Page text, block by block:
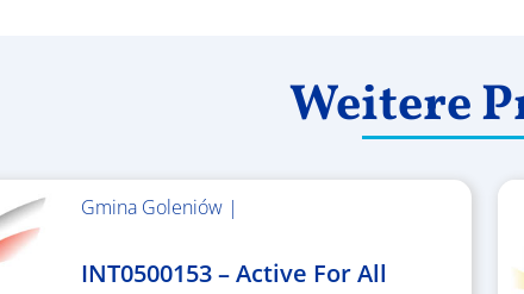
Weitere
Gmina Goleniów |
INT0500153 – Active For All